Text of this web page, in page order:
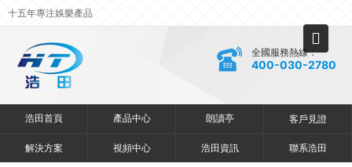
十五年專注娛樂產品
全國服務熱線：
400-030-2780
浩田首頁 產品中心 朗讀亭 客戶見證
解決方案 視頻中心 浩田資訊 聯系浩田